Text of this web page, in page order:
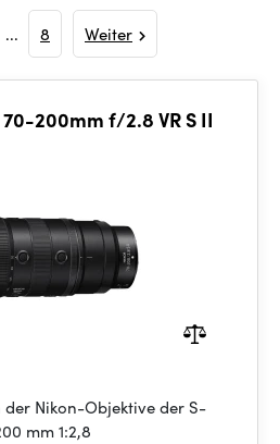
... 8 Weiter
70-200mm f/2.8 VR S II
Nikon-Objektive der S-
mm 1:2,8